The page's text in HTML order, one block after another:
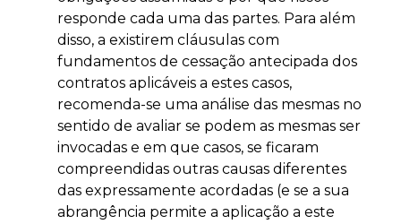
responde cada uma das partes. Para além
disso, a existirem cláusulas com
fundamentos de cessação antecipada dos
contratos aplicáveis a estes casos,
recomenda-se uma análise das mesmas no
sentido de avaliar se podem as mesmas ser
invocadas e em que casos, se ficaram
compreendidas outras causas diferentes
das expressamente acordadas (e se a sua
abrangência permite a aplicação a este